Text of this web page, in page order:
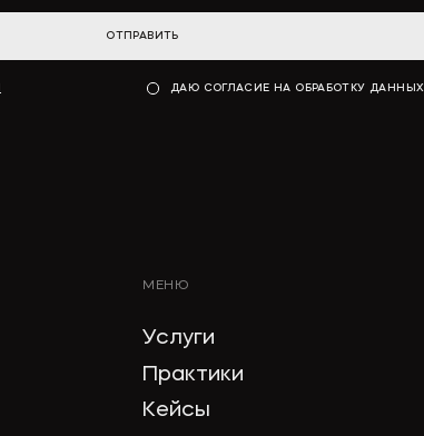
ОТПРАВИТЬ
ДАЮ СОГЛАСИЕ НА ОБРАБОТКУ ДАННЫХ
МЕНЮ
Услуги
Практики
Кейсы